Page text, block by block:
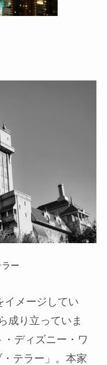
ー
イメージしてい
成り立っていま
ディズニー・ワ
テラー」。本家